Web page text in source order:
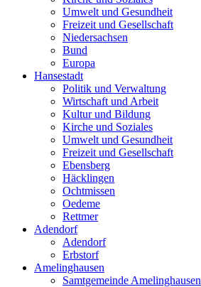
Umwelt und Gesundheit
Freizeit und Gesellschaft
Niedersachsen
Bund
Europa
Hansestadt
Politik und Verwaltung
Wirtschaft und Arbeit
Kultur und Bildung
Kirche und Soziales
Umwelt und Gesundheit
Freizeit und Gesellschaft
Ebensberg
Häcklingen
Ochtmissen
Oedeme
Rettmer
Adendorf
Adendorf
Erbstorf
Amelinghausen
Samtgemeinde Amelinghausen